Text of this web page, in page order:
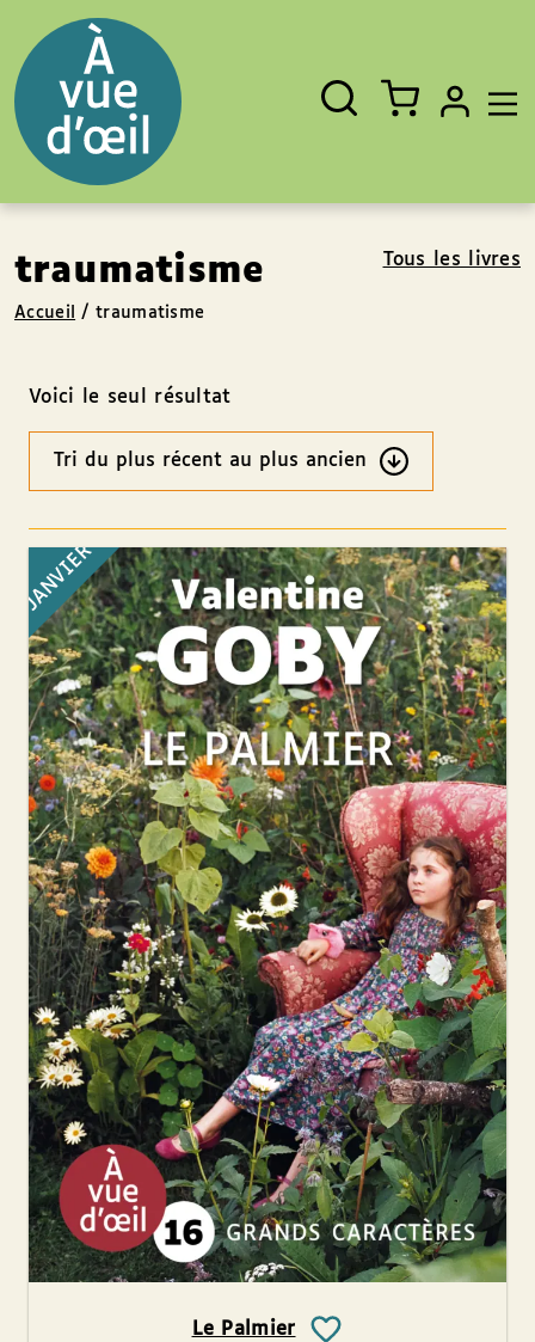
Fermer
Rechercher
un
livre,
un
auteur,
un
EAN
traumatisme Tous les livres
Accueil /traumatisme
Voici le seul résultat
Ordre
JANVIER
Le Palmier